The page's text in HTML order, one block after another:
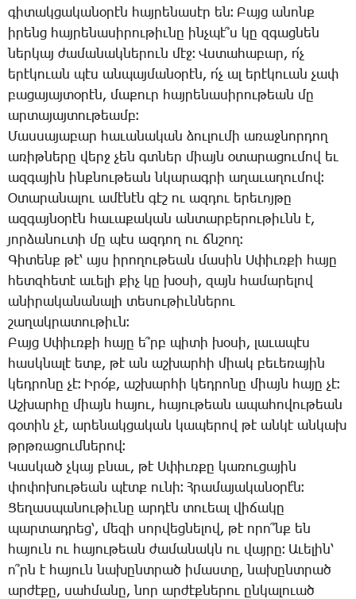
գի­տակ­ցա­կա­նօ­րէն հայ­րե­նա­սէր են։ ­Բայց ա­նոնք
ի­րենց հայ­րե­նա­սի­րու­թիւ­նը ինչ­պէ՞ս կը զգաց­նեն
ներ­կայ ժա­մա­նակ­նե­րուն մէջ։ Վս­տա­հա­բար, ո՛չ
ե­րէ­կո­ւան պէս ան­պայ­մա­նօ­րէն, ո՛չ ալ ե­րէ­կո­ւան չափ
բա­ցա­յայ­տօ­րէն, մա­քուր հայ­րե­նա­սի­րու­թեան մը
ար­տա­յայ­տու­թեամբ։
­Մաս­սա­յա­բար հա­ւա­նա­կան ձու­լու­մի ա­ռաջ­նոր­դող
ա­ռիթ­նե­րը վերջ չեն գտներ միայն օ­տա­րա­ցու­մով եւ
ազ­գա­յին ինք­նու­թեան նկա­րագ­րի ա­ղա­ւա­ղու­մով։
Օ­տա­րա­նա­լու ա­մէ­նէն գէշ ու ազ­դու ե­րե­ւոյ­թը
ազ­գայ­նօ­րէն հա­ւա­քա­կան ան­տար­բե­րու­թիւնն է,
յոր­ձա­նու­տի մը պէս ազ­դող ու ճնշող։
­Գի­տենք թէ՝ այս ի­րո­ղու­թեան մա­սին Ս­փիւռ­քի հա­յը
հետզ­հե­տէ ա­ւե­լի քիչ կը խօ­սի, զայն հա­մա­րե­լով
ա­նի­րա­կա­նա­նա­լի տե­սու­թիւն­նե­րու
շա­ղակ­րա­տու­թիւն։
­Բայց Ս­փիւռ­քի հա­յը ե՞րբ պի­տի խօ­սի, լա­ւա­պէս
հասկ­նա­լէ ետք, թէ ան աշ­խար­հի միակ բե­ւե­ռա­յին
կեդ­րո­նը չէ։ Ի­րօ՛ք, աշ­խար­հի կեդ­րո­նը միայն հա­յը չէ։
Աշ­խար­հը միայն հա­յու, հա­յու­թեան ա­պա­հո­վու­թեան
գօ­տին չէ, ա­րե­նակ­ցա­կան կա­պե­րով թէ ան­կէ ան­կախ
թրթռա­ցում­նե­րով։
­Կաս­կած չկայ բնաւ, թէ Ս­փիւռ­քը կա­ռու­ցա­յին
փո­փո­խու­թեան պէտք ու­նի։ Հ­րա­մա­յա­կա­նօ­րէ՛ն։
­Ցե­ղաս­պա­նու­թիւ­նը ար­դէն տո­ւեալ վի­ճա­կը
պար­տադ­րեց՝, մե­զի սոր­վեց­նե­լով, թէ ո­րո՞նք են
հա­յուն ու հա­յու­թեան ժա­մա­նակն ու վայ­րը։ Ա­ւե­լին՝
ո՞րն է հա­յուն նա­խընտ­րած ի­մաս­տը, նա­խընտ­րած
ար­ժէ­քը, սահ­մա­նը, նոր ար­ժէք­նե­րու ըն­կա­լո­ւած